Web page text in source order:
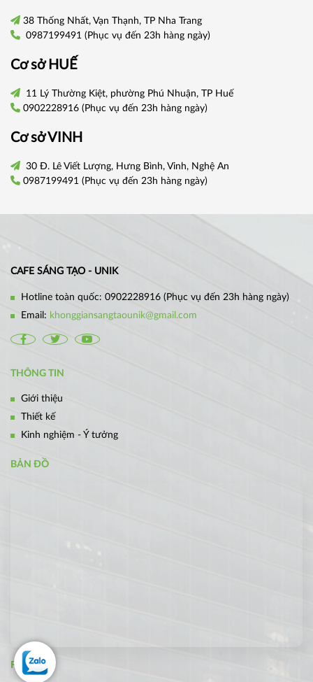
38 Thống Nhất, Vạn Thạnh, TP Nha Trang
0987199491(Phục vụ đến 23h hàng ngày)
Cơ sởHUẾ
11 Lý Thường Kiệt, phường Phú Nhuận, TP Huế
0902228916(Phục vụ đến 23h hàng ngày)
Cơ sở VINH
30 Đ. Lê Viết Lượng, Hưng Bình, Vinh, Nghệ An
0987199491(Phục vụ đến 23h hàng ngày)
CAFE SÁNG TẠO - UNIK
Hotline toàn quốc: 0902228916 (Phục vụ đến 23h hàng ngày)
Email: khonggiansangtaounik@gmail.com
THÔNG TIN
Giới thiệu
Thiết kế
Kinh nghiệm - Ý tưởng
BẢN ĐỒ
FANPAGE